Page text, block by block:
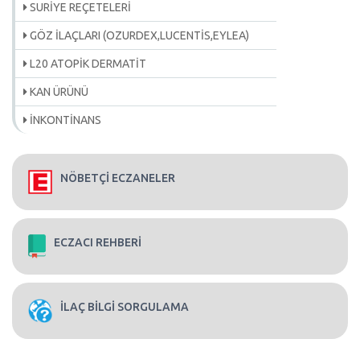
SURİYE REÇETELERİ
GÖZ İLAÇLARI (OZURDEX,LUCENTİS,EYLEA)
L20 ATOPİK DERMATİT
KAN ÜRÜNÜ
İNKONTİNANS
NÖBETÇİ ECZANELER
ECZACI REHBERİ
İLAÇ BİLGİ SORGULAMA